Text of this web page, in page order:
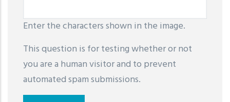
Enter the characters shown in the image.
This question is for testing whether or not
you are a human visitor and to prevent
automated spam submissions.